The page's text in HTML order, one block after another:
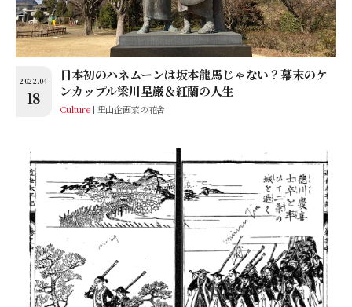
2022.04
18
日本初のハネムーンは坂本龍馬じゃない？幕末のケ
ンカップル梁川星巌＆紅蘭の人生
Culture 里山企画菜の花舎